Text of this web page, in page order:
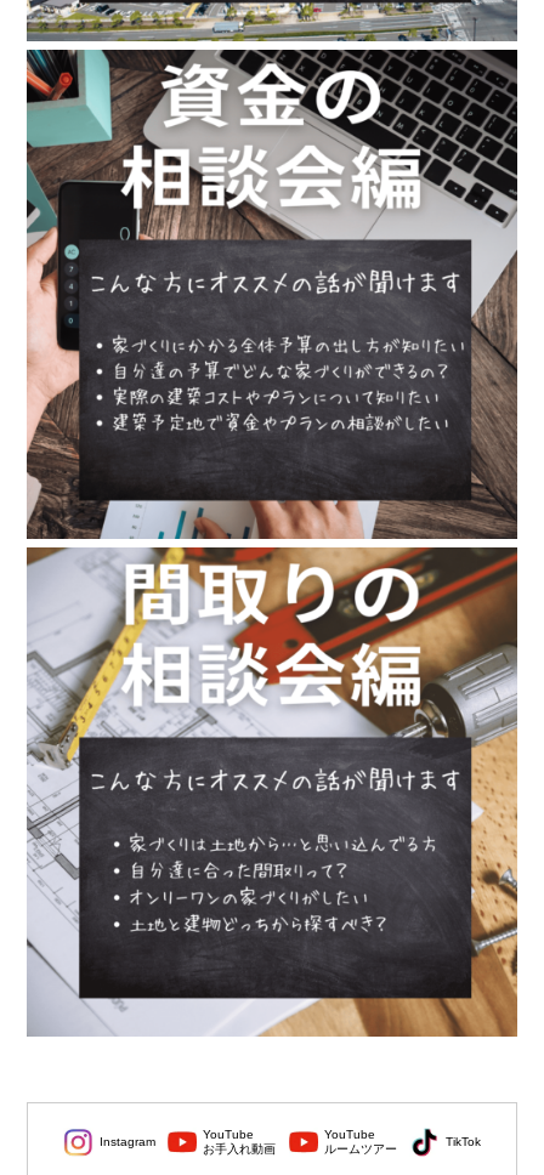
Instagram
YouTube
お手入れ動画
YouTube
ルームツアー
TikTok